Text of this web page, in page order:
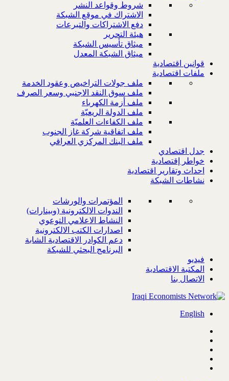
شروط وقواعد النشر
الاشتراك في موقع الشبكة
دفع الاشتراكات والتبرعات
هيئة التحرير
ميثاق تأسيس الشبكة
ميثاق الشبكة المعدل
قوانين اقتصادية
ملفات اقتصادية
ملف جولات التراخيص وعقود الخدمة
ملف سوق النقد الاجنبي وسعر الصرف
ملف أزمة الكهرباء
ملف الدولة الريعيّة
ملف الكفاءات العلميّة
ملف اتفاقية شركة غاز الجنوب
ملف البنك المركزي العراقي
جدل اقتصادي
خواطر إقتصادية
احداث وتقارير اقتصادية
نشاطات الشبكة
المؤتمرات والورشات
الندوات الالكترونية (وبينارات)
النشاط الاعلامي التوعوي
اصدارات الكتب الالكترونية
دعم الكوادر الاقتصادية الشابة
البرنامج البحثي للشبكة
فيديو
المكتبة الاقتصادية
الاتصال بنا
English